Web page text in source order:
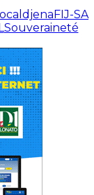
djenaFIJ-SA
Souveraineté